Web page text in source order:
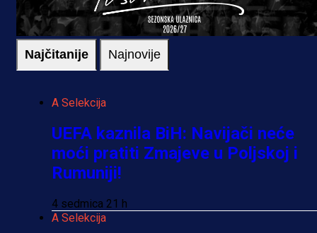
Najčitanije Najnovije
A Selekcija
UEFA kaznila BiH: Navijači neće
moći pratiti Zmajeve u Poljskoj i
Rumuniji!
4 sedmica 21 h
A Selekcija